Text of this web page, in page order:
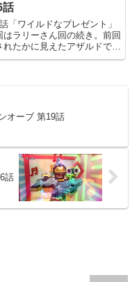
話
「ワイルドなプレゼント」
はラリーさん回の続き。前回
れたかに見えたアザルドでし
、わずか1週間で復活しまし
オーブ 第19話
話